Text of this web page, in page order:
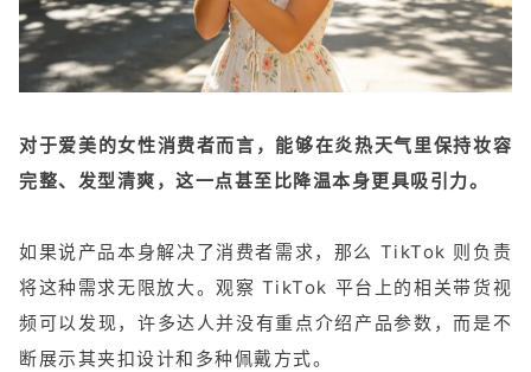
对于爱美的女性消费者而言，能够在炎热天气里保持妆容
完整、发型清爽，这一点甚至比降温本身更具吸引力。
如果说产品本身解决了消费者需求，那么 TikTok 则负责
将这种需求无限放大。观察 TikTok 平台上的相关带货视
频可以发现，许多达人并没有重点介绍产品参数，而是不
断展示其夹扣设计和多种佩戴方式。